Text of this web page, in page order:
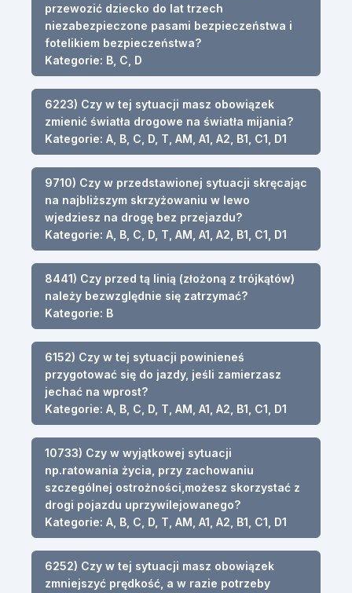
przewozić dziecko do lat trzech
niezabezpieczone pasami bezpieczeństwa i
fotelikiem bezpieczeństwa?
Kategorie: B, C, D
6223) Czy w tej sytuacji masz obowiązek
zmienić światła drogowe na światła mijania?
Kategorie: A, B, C, D, T, AM, A1, A2, B1, C1, D1
9710) Czy w przedstawionej sytuacji skręcając
na najbliższym skrzyżowaniu w lewo
wjedziesz na drogę bez przejazdu?
Kategorie: A, B, C, D, T, AM, A1, A2, B1, C1, D1
8441) Czy przed tą linią (złożoną z trójkątów)
należy bezwzględnie się zatrzymać?
Kategorie: B
6152) Czy w tej sytuacji powinieneś
przygotować się do jazdy, jeśli zamierzasz
jechać na wprost?
Kategorie: A, B, C, D, T, AM, A1, A2, B1, C1, D1
10733) Czy w wyjątkowej sytuacji
np.ratowania życia, przy zachowaniu
szczególnej ostrożności,możesz skorzystać z
drogi pojazdu uprzywilejowanego?
Kategorie: A, B, C, D, T, AM, A1, A2, B1, C1, D1
6252) Czy w tej sytuacji masz obowiązek
zmniejszyć prędkość, a w razie potrzeby